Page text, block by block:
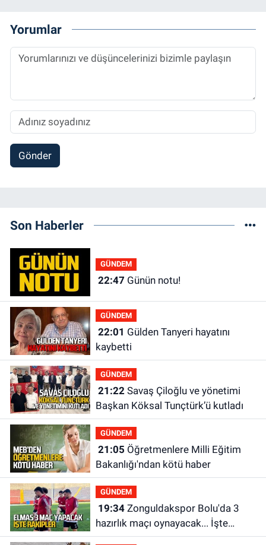
Yorumlar
Gönder
Son Haberler
GÜNDEM
22:47 Günün notu!
GÜNDEM
22:01
kaybetti
GÜNDEM
21:22Savaş Çiloğlu ve yönetimi
Başkan Köksal Tunçtürk’ü kutladı
GÜNDEM
21:05
Bakanlığı'ndan kötü haber
GÜNDEM
19:34Zonguldakspor Bolu'da 3
hazırlık maçı oynayacak... İşte
rakipler...